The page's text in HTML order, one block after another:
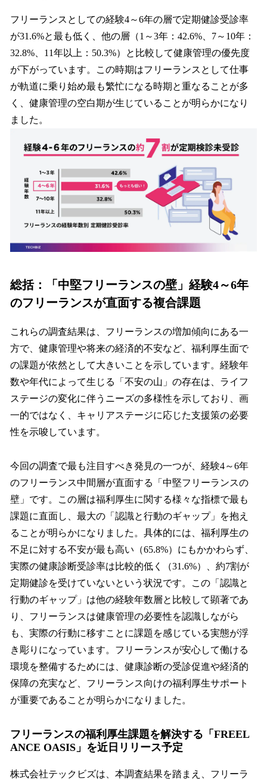
フリーランスとしての経験4～6年の層で定期健診受診率
が31.6%と最も低く、他の層（1～3年：42.6%、7～10年：
32.8%、11年以上：50.3%）と比較して健康管理の優先度
が下がっています。この時期はフリーランスとして仕事
が軌道に乗り始め最も繁忙になる時期と重なることが多
く、健康管理の空白期が生じていることが明らかになり
ました。
総括：「中堅フリーランスの壁」経験4～6年
のフリーランスが直面する複合課題
これらの調査結果は、フリーランスの増加傾向にある一
方で、健康管理や将来の経済的不安など、福利厚生面で
の課題が依然として大きいことを示しています。経験年
数や年代によって生じる「不安の山」の存在は、ライフ
ステージの変化に伴うニーズの多様性を示しており、画
一的ではなく、キャリアステージに応じた支援策の必要
性を示唆しています。
今回の調査で最も注目すべき発見の一つが、経験4～6年
のフリーランス中間層が直面する「中堅フリーランスの
壁」です。この層は福利厚生に関する様々な指標で最も
課題に直面し、最大の「認識と行動のギャップ」を抱え
ることが明らかになりました。具体的には、福利厚生の
不足に対する不安が最も高い（65.8%）にもかかわらず、
実際の健康診断受診率は比較的低く（31.6%）、約7割が
定期健診を受けていないという状況です。この「認識と
行動のギャップ」は他の経験年数層と比較して顕著であ
り、フリーランスは健康管理の必要性を認識しながら
も、実際の行動に移すことに課題を感じている実態が浮
き彫りになっています。フリーランスが安心して働ける
環境を整備するためには、健康診断の受診促進や経済的
保障の充実など、フリーランス向けの福利厚生サポート
が重要であることが明らかになりました。
フリーランスの福利厚生課題を解決する「FREEL
ANCE OASIS」を近日リリース予定
株式会社テックビズは、本調査結果を踏まえ、フリーラ